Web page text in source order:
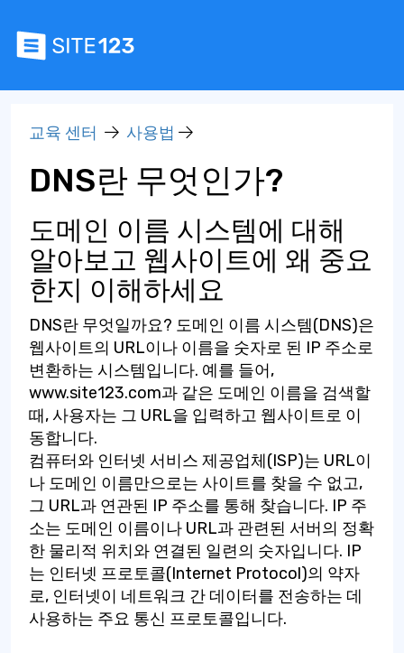
교육 센터 사용법
DNS란 무엇인가?
도메인 이름 시스템에 대해
알아보고 웹사이트에 왜 중요
한지 이해하세요
DNS란 무엇일까요? 도메인 이름 시스템(DNS)은
웹사이트의 URL이나 이름을 숫자로 된 IP 주소로
변환하는 시스템입니다. 예를 들어,
www.site123.com과 같은 도메인 이름을 검색할
때, 사용자는 그 URL을 입력하고 웹사이트로 이
동합니다.
컴퓨터와 인터넷 서비스 제공업체(ISP)는 URL이
나 도메인 이름만으로는 사이트를 찾을 수 없고,
그 URL과 연관된 IP 주소를 통해 찾습니다. IP 주
소는 도메인 이름이나 URL과 관련된 서버의 정확
한 물리적 위치와 연결된 일련의 숫자입니다. IP
는 인터넷 프로토콜(Internet Protocol)의 약자
로, 인터넷이 네트워크 간 데이터를 전송하는 데
사용하는 주요 통신 프로토콜입니다.